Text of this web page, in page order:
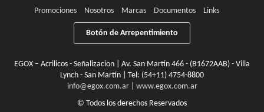
Promociones Nosotros Marcas Documentos Links
Botón de Arrepentimiento
EGOX – Acrilicos - Señalizacion | Av. San Martín 466 - (B1672AAB) - Villa
Lynch - San Martín | Tel: (54+11) 4754-8800
info@egox.com.ar| www.egox.com.ar
© Todos los derechos Reservados